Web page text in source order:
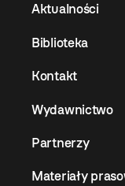
Aktualności
Biblioteka
Kontakt
Wydawnictwo
Partnerzy
Materiały